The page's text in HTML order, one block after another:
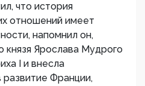
что история
отношений имеет
напомнил он,
князя Ярослава Мудрого
I и внесла
Франции,